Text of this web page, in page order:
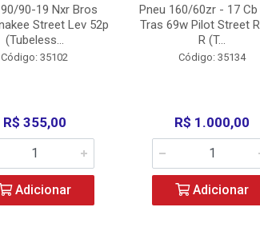
90-19 Nxr Bros
Street Lev 52p
(Tubeless...
Código: 35102
R$ 355,00
Adicionar
Pneu 160/60zr - 17
Tras 69w Pilot Street
R (T...
Código: 35134
R$ 1.000,00
Adicionar